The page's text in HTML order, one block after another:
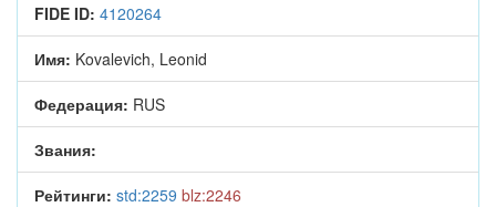
FIDE ID: 4120264
Имя: Kovalevich, Leonid
Федерация: RUS
Звания:
Рейтинги: std:2259 blz:2246